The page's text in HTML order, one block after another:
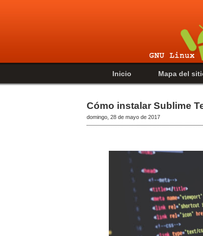
Inicio Mapa del
Cómo instalar Sublime
domingo, 28 de mayo de 2017